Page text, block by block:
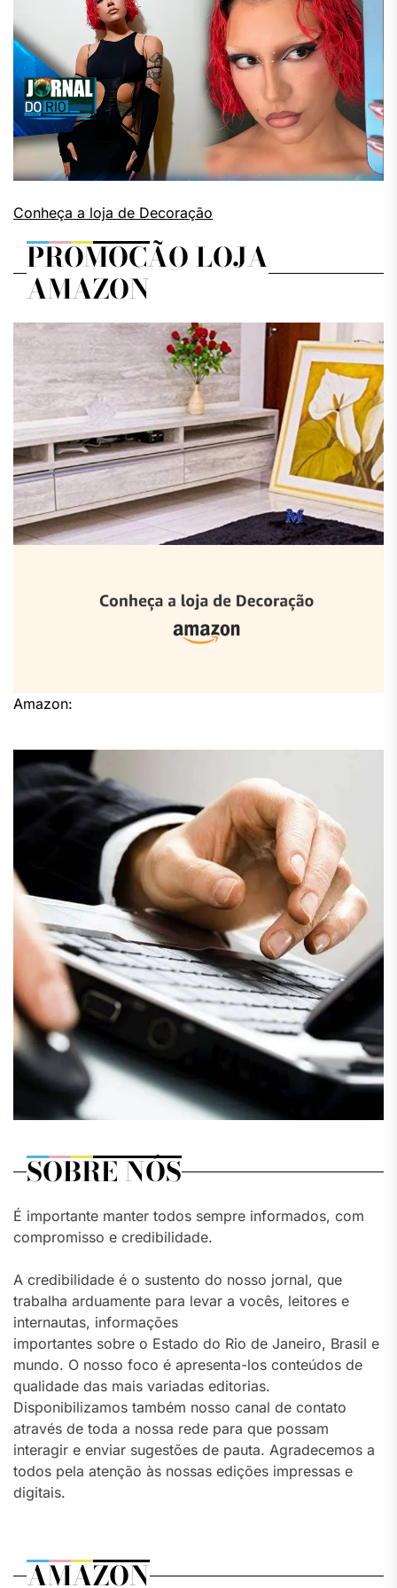
Conheça a loja de Decoração
PROMOÇÃO LOJA
AMAZON
Amazon:
SOBRE NÓS
É importante manter todos sempre informados, com
compromisso e credibilidade.
A credibilidade é o sustento do nosso jornal, que
trabalha arduamente para levar a vocês, leitores e
internautas, informações
importantes sobre o Estado do Rio de Janeiro, Brasil e
mundo. O nosso foco é apresenta-los conteúdos de
qualidade das mais variadas editorias.
Disponibilizamos também nosso canal de contato
através de toda a nossa rede para que possam
interagir e enviar sugestões de pauta. Agradecemos a
todos pela atenção às nossas edições impressas e
digitais.
AMAZON